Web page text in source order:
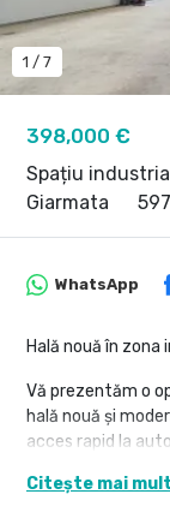
398,000 €
Spațiu
Giarmata
1 / 7
WhatsApp
Hală nouă în
Vă prezentăm o
hală nouă și
acces rapid la
industriale și
Citește mai mult